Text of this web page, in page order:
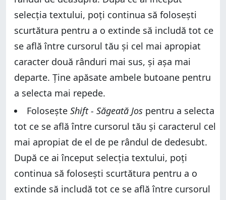
selecția textului, poți continua să folosești
scurtătura pentru a o extinde să includă tot ce
se află între cursorul tău și cel mai apropiat
caracter două rânduri mai sus, și așa mai
departe. Ține apăsate ambele butoane pentru
a selecta mai repede.
Folosește Shift - Săgeată Jos pentru a selecta
tot ce se află între cursorul tău și caracterul cel
mai apropiat de el de pe rândul de dedesubt.
După ce ai început selecția textului, poți
continua să folosești scurtătura pentru a o
extinde să includă tot ce se află între cursorul